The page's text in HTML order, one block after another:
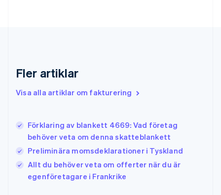
Fler artiklar
Visa alla artiklar om fakturering
Förklaring av blankett 4669: Vad företag
behöver veta om denna skatteblankett
Preliminära momsdeklarationer i Tyskland
Allt du behöver veta om offerter när du är
egenföretagare i Frankrike
简体中文
Indien
Irland
ItalianoEnglish
Japan
日本語 English
EnglishFrançais
Kroatien